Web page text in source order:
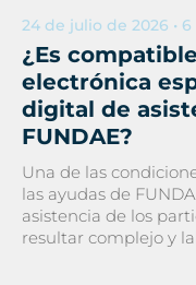
24 de julio de 2026 •
¿Es
electrónica
digital de
FUNDAE?
Una de las
las ayudas de
asistencia de los
resultar complejo y